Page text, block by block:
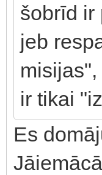
šobrīd ir
jeb
ir tikai
Es